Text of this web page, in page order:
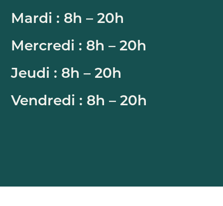
Mardi : 8h – 20h
Mercredi : 8h – 20h
Jeudi : 8h – 20h
Vendredi : 8h – 20h